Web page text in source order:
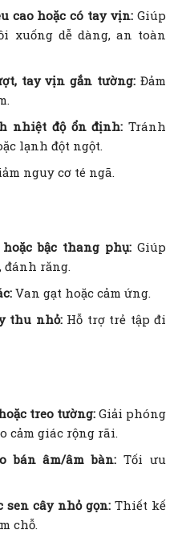
cao hoặc có tay vịn: Giúp
xuống dễ dàng, an toàn
tay vịn gắn tường: Đảm
nhiệt độ ổn định: Tránh
lạnh đột ngột.
nguy cơ té ngã.
bậc thang phụ: Giúp
đánh răng.
Van gạt hoặc cảm ứng.
thu nhỏ:Hỗ trợ trẻ tập đi
treo tường: Giải phóng
cảm giác rộng rãi.
bán âm/âm bàn: Tối ưu
sen cây nhỏ gọn: Thiết kế
chỗ.